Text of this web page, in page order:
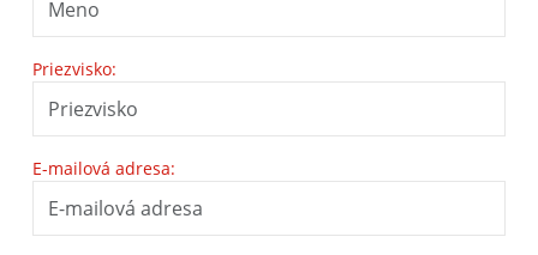
Priezvisko:
E-mailová adresa: